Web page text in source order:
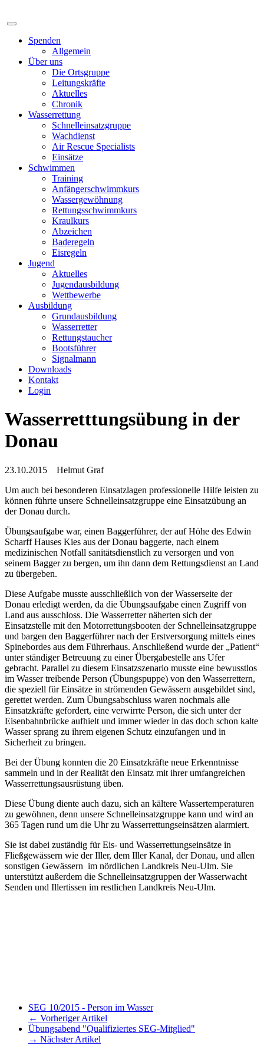
Spenden
Allgemein
Über uns
Die Ortsgruppe
Leitungskräfte
Aktuelles
Chronik
Wasserrettung
Schnelleinsatzgruppe
Wachdienst
Air Rescue Specialists
Einsätze
Schwimmen
Training
Anfängerschwimmkurs
Wassergewöhnung
Rettungsschwimmkurs
Kraulkurs
Abzeichen
Baderegeln
Eisregeln
Jugend
Aktuelles
Jugendausbildung
Wettbewerbe
Ausbildung
Grundausbildung
Wasserretter
Rettungstaucher
Bootsführer
Signalmann
Downloads
Kontakt
Login
Wasserretttungsübung in der
Donau
23.10.2015
Helmut Graf
Um auch bei besonderen Einsatzlagen professionelle Hilfe leisten zu
können führte unsere Schnelleinsatzgruppe eine Einsatzübung an
der Donau durch.
Übungsaufgabe war, einen Baggerführer, der auf Höhe des Edwin
Scharff Hauses Kies aus der Donau baggerte, nach einem
medizinischen Notfall sanitätsdienstlich zu versorgen und von
seinem Bagger zu bergen, um ihn dann dem Rettungsdienst an Land
zu übergeben.
Diese Aufgabe musste ausschließlich von der Wasserseite der
Donau erledigt werden, da die Übungsaufgabe einen Zugriff von
Land aus ausschloss. Die Wasserretter näherten sich der
Einsatzstelle mit den Motorrettungsbooten der Schnelleinsatzgruppe
und bargen den Baggerführer nach der Erstversorgung mittels eines
Spinebordes aus dem Führerhaus. Anschließend wurde der „Patient“
unter ständiger Betreuung zu einer Übergabestelle ans Ufer
gebracht. Parallel zu diesem Einsatzszenario musste eine bewusstlos
im Wasser treibende Person (Übungspuppe) von den Wasserrettern,
die speziell für Einsätze in strömenden Gewässern ausgebildet sind,
gerettet werden. Zum Übungsabschluss waren nochmals alle
Einsatzkräfte gefordert, eine verwirrte Person, die sich unter der
Eisenbahnbrücke aufhielt und immer wieder in das doch schon kalte
Wasser sprang zu ihrem eigenen Schutz einzufangen und in
Sicherheit zu bringen.
Bei der Übung konnten die 20 Einsatzkräfte neue Erkenntnisse
sammeln und in der Realität den Einsatz mit ihrer umfangreichen
Wasserrettungsausrüstung üben.
Diese Übung diente auch dazu, sich an kältere Wassertemperaturen
zu gewöhnen, denn unsere Schnelleinsatzgruppe kann und wird an
365 Tagen rund um die Uhr zu Wasserrettungseinsätzen alarmiert.
Sie ist dabei zuständig für Eis- und Wasserrettungseinsätze in
Fließgewässern wie der Iller, dem Iller Kanal, der Donau, und allen
sonstigen Gewässern im nördlichen Landkreis Neu-Ulm. Sie
unterstützt außerdem die Schnelleinsatzgruppen der Wasserwacht
Senden und Illertissen im restlichen Landkreis Neu-Ulm.
SEG 10/2015 - Person im Wasser
← Vorheriger Artikel
Übungsabend "Qualifiziertes SEG-Mitglied"
→ Nächster Artikel